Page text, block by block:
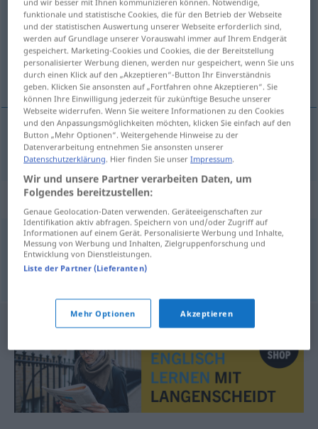
Übersicht aller Übersetzungen
(Für mehr Details die Übersetzung anklicken/antippen)
egomania
egomania Egomanie
Synonyme für "Egomanie"
Selbstsucht
funktionale und statistische Cookies, die für den Betrieb der Webseite
und der statistischen Auswertung unserer Webseite erforderlich sind,
werden auf Grundlage unserer Vorauswahl immer auf Ihrem Endgerät
gespeichert. Marketing-Cookies und Cookies, die der Bereitstellung
personalisierter Werbung dienen, werden nur gespeichert, wenn Sie uns
durch einen Klick auf den „Akzeptieren“-Button Ihr Einverständnis
geben. Klicken Sie ansonsten auf „Fortfahren ohne Akzeptieren“. Sie
können Ihre Einwilligung jederzeit für zukünftige Besuche unserer
Webseite widerrufen. Wenn Sie weitere Informationen zu den Cookies
und den Anpassungsmöglichkeiten möchten, klicken Sie einfach auf den
Button „Mehr Optionen“. Weitergehende Hinweise zu der
Datenverarbeitung entnehmen Sie ansonsten unserer
Datenschutzerklärung . Hier finden Sie unserImpressum
Wir und unsere Partner verarbeiten Daten, um
Folgendes bereitzustellen:
Genaue Geolocation-Daten verwenden. Geräteeigenschaften zur
Identifikation aktiv abfragen. Speichern von und/oder Zugriff auf
Informationen auf einem Gerät. Personalisierte Werbung und Inhalte,
Messung von Werbung und Inhalten, Zielgruppenforschung und
Entwicklung von Dienstleistungen.
Liste der Partner (Lieferanten)
Mehr Optionen Akzeptieren